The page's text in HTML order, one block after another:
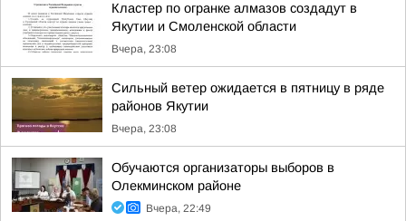
Кластер по огранке алмазов создадут в
Якутии и Смоленской области
Вчера, 23:08
Сильный ветер ожидается в пятницу в ряде
районов Якутии
Вчера, 23:08
Обучаются организаторы выборов в
Олекминском районе
Вчера, 22:49